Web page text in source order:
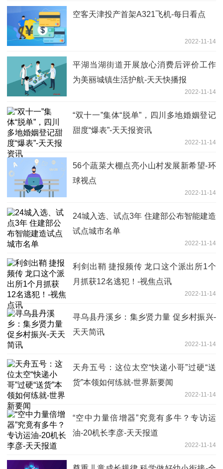
空客天津投产首架A321飞机-每日看点
2022-11-14
平湖当湖街道开展放心消费后评价工作
为美丽城镇生活护航-天天快播报
2022-11-14
“​双十一”集体“脱单”，四川多地婚姻登记
甜度“爆表”-天天报资讯
2022-11-14
56个蔬菜大棚点亮小山村发展新希望-环
球视点
2022-11-14
24城入选、试点3年 住建部公布智能建造
试点城市名单
2022-11-14
利剑出鞘 捷报频传 龙口这个派出所1个
月抓获12名逃犯！-视焦点讯
2022-11-14
寻乌县丹溪乡：集乡贤力量 促乡村振兴-
天天简讯
2022-11-14
天舟五号：这位太空“快递小哥”过硬“送
货”本领如何练就-世界新要闻
2022-11-14
“空中力量倍增器”究竟有多牛？专访运
油-20机长李彦-天天报道
2022-11-14